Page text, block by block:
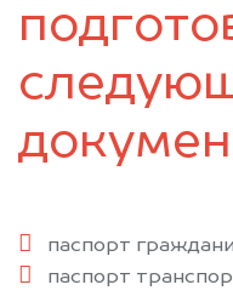
паспорт
паспорт